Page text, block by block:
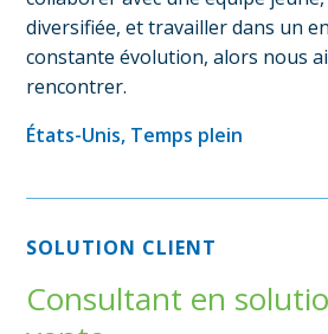
diversifiée, et travailler dans un
constante évolution, alors nous
rencontrer.
États-Unis, Temps plein
SOLUTION CLIENT
Consultant en